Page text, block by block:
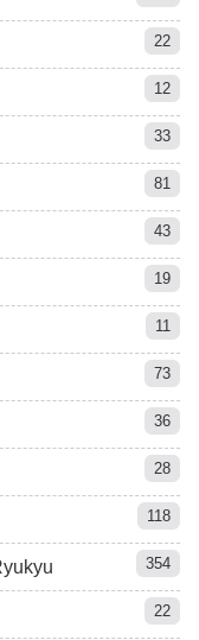
22
12
33
81
43
19
11
73
36
28
118
354
22